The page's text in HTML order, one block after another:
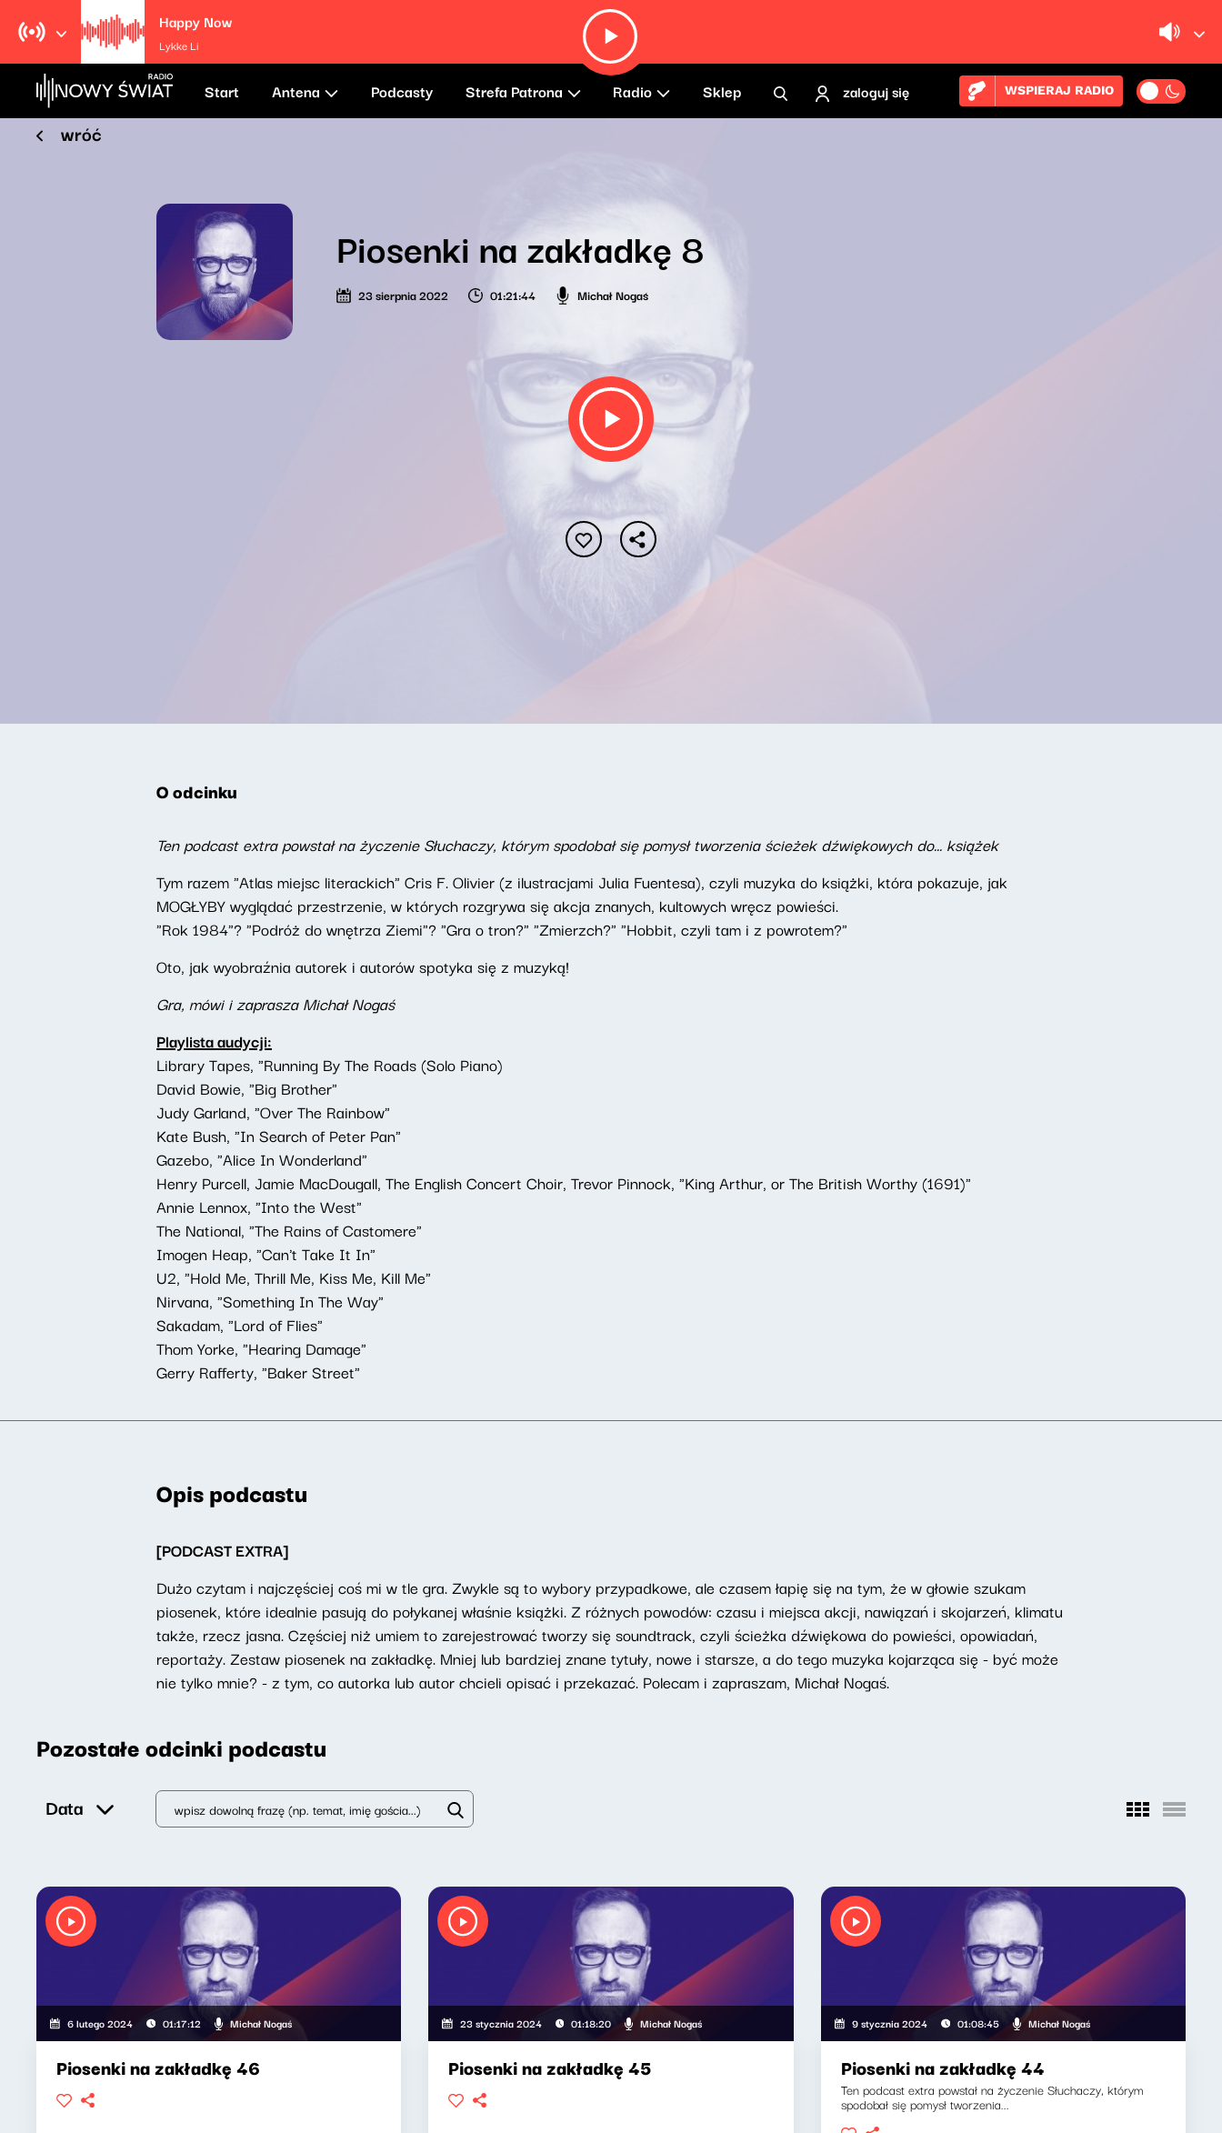
Happy Now
Lykke Li
Start Antena Podcasty Strefa Patrona Radio Sklep zaloguj się WSPIERAJ RADIO
wróć
Piosenki na zakładkę 8
23 sierpnia 2022 01:21:44 Michał Nogaś
O odcinku
Ten podcast extra powstał na życzenie Słuchaczy, którym spodobał się pomysł tworzenia ścieżek dźwiękowych do... książek
Tym razem "Atlas miejsc literackich" Cris F. Olivier (z ilustracjami Julia Fuentesa), czyli muzyka do książki, która pokazuje, jak
MOGŁYBY wyglądać przestrzenie, w których rozgrywa się akcja znanych, kultowych wręcz powieści.
"Rok 1984"? "Podróż do wnętrza Ziemi"? "Gra o tron?" "Zmierzch?" "Hobbit, czyli tam i z powrotem?"
Oto, jak wyobraźnia autorek i autorów spotyka się z muzyką!
Gra, mówi i zaprasza Michał Nogaś
Playlista audycji:
Library Tapes, "Running By The Roads (Solo Piano)
David Bowie, "Big Brother"
Judy Garland, "Over The Rainbow"
Kate Bush, "In Search of Peter Pan"
Gazebo, "Alice In Wonderland"
Henry Purcell, Jamie MacDougall, The English Concert Choir, Trevor Pinnock, "King Arthur, or The British Worthy (1691)"
Annie Lennox, "Into the West"
The National, "The Rains of Castomere"
Imogen Heap, "Can't Take It In"
U2, "Hold Me, Thrill Me, Kiss Me, Kill Me"
Nirvana, "Something In The Way"
Sakadam, "Lord of Flies"
Thom Yorke, "Hearing Damage"
Gerry Rafferty, "Baker Street"
Opis podcastu
[PODCAST EXTRA]
Dużo czytam i najczęściej coś mi w tle gra. Zwykle są to wybory przypadkowe, ale czasem łapię się na tym, że w głowie szukam
piosenek, które idealnie pasują do połykanej właśnie książki. Z różnych powodów: czasu i miejsca akcji, nawiązań i skojarzeń, klimatu
także, rzecz jasna. Częściej niż umiem to zarejestrować tworzy się soundtrack, czyli ścieżka dźwiękowa do powieści, opowiadań,
reportaży. Zestaw piosenek na zakładkę. Mniej lub bardziej znane tytuły, nowe i starsze, a do tego muzyka kojarząca się - być może
nie tylko mnie? - z tym, co autorka lub autor chcieli opisać i przekazać. Polecam i zapraszam, Michał Nogaś.
Pozostałe odcinki podcastu
Data
6 lutego 2024 01:17:12 Michał Nogaś
Piosenki na zakładkę 46
23 stycznia 2024 01:18:20 Michał Nogaś
Piosenki na zakładkę 45
9 stycznia 2024 01:08:45 Michał Nogaś
Piosenki na zakładkę 44
Ten podcast extra powstał na życzenie Słuchaczy, którym
spodobał się pomysł tworzenia...